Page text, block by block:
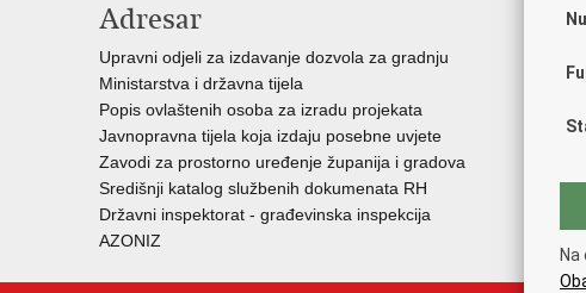
Adresar
Upravni odjeli za izdavanje dozvola za gradnju
Ministarstva i državna tijela
Popis ovlaštenih osoba za izradu projekata
Javnopravna tijela koja izdaju posebne uvjete
Zavodi za prostorno uređenje županija i gradova
Središnji katalog službenih dokumenata RH
Državni inspektorat - građevinska inspekcija
AZONIZ